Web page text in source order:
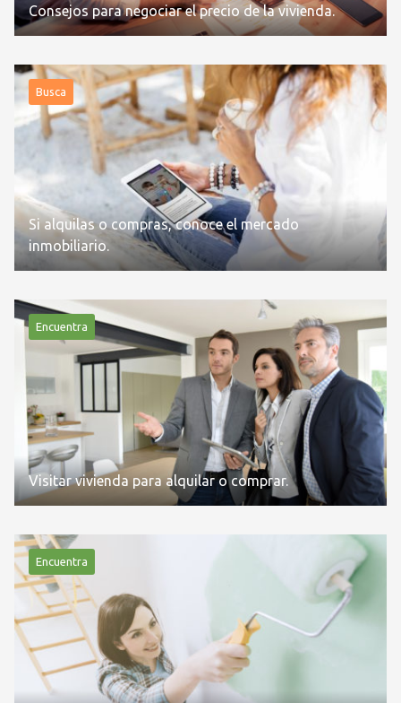
Consejos para negociar el precio de la vivienda.
Busca
Si alquilas o compras, conoce el mercado
inmobiliario.
Encuentra
Visitar vivienda para alquilar o comprar.
Encuentra